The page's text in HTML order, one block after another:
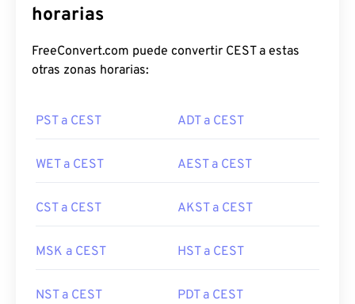
horarias
FreeConvert.com puede convertir CEST a estas
otras zonas horarias:
PST a CEST ADT a CEST
WET a CEST AEST a CEST
CST a CEST AKST a CEST
MSK a CEST HST a CEST
NST a CEST PDT a CEST